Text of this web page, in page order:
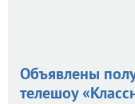
Объявлены
телешоу